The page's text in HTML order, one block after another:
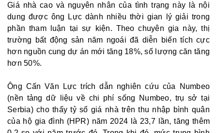
Giá nhà cao và nguyên nhân của tình trạng này là nội
dung được ông Lực dành nhiều thời gian lý giải trong
phần tham luận tại sự kiện. Theo chuyên gia này, thị
trường bất động sản năm ngoái đã diễn biến tích cực
hơn nguồn cung dự án mới tăng 18%, số lượng căn tăng
hơn 50%.
Ông Cấn Văn Lực trích dẫn nghiên cứu của Numbeo
(nền tảng dữ liệu về chi phí sống Numbeo, trụ sở tại
Serbia) cho thấy tỷ số giá nhà trên thu nhập bình quân
của hộ gia đình (HPR) năm 2024 là 23,7 lần, tăng thêm